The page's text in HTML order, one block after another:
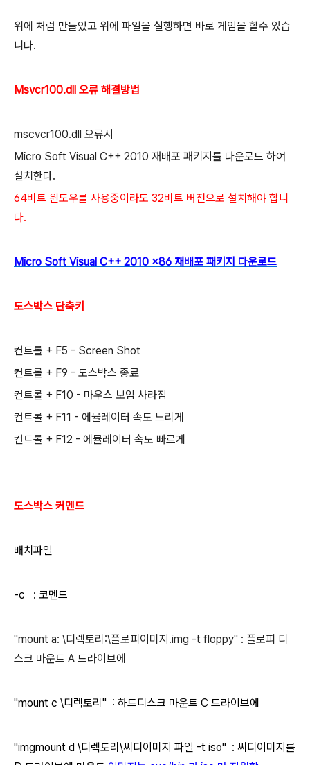
위에 처럼 만들었고 위에 파일을 실행하면 바로 게임을 할수 있습
니다.
Msvcr100.dll 오류 해결방법
mscvcr100.dll 오류시
Micro Soft Visual C++ 2010 재배포 패키지를 다운로드 하여
설치한다.
64비트 윈도우를 사용중이라도 32비트 버전으로 설치해야 합니
다.
Micro Soft Visual C++ 2010 x86 재배포 패키지 다운로드
도스박스 단축키
컨트롤 + F5 - Screen Shot
컨트롤 + F9 - 도스박스 종료
컨트롤 + F10 - 마우스 보임 사라짐
컨트롤 + F11 - 에뮬레이터 속도 느리게
컨트롤 + F12 - 에뮬레이터 속도 빠르게
도스박스 커멘드
배치파일
-c : 코멘드
"mount a: \디렉토리:\플로피이미지.img -t floppy" : 플로피 디
스크 마운트 A 드라이브에
"mount c \디렉토리" : 하드디스크 마운트 C 드라이브에
"imgmount d \디렉토리\씨디이미지 파일 -t iso" : 씨디이미지를